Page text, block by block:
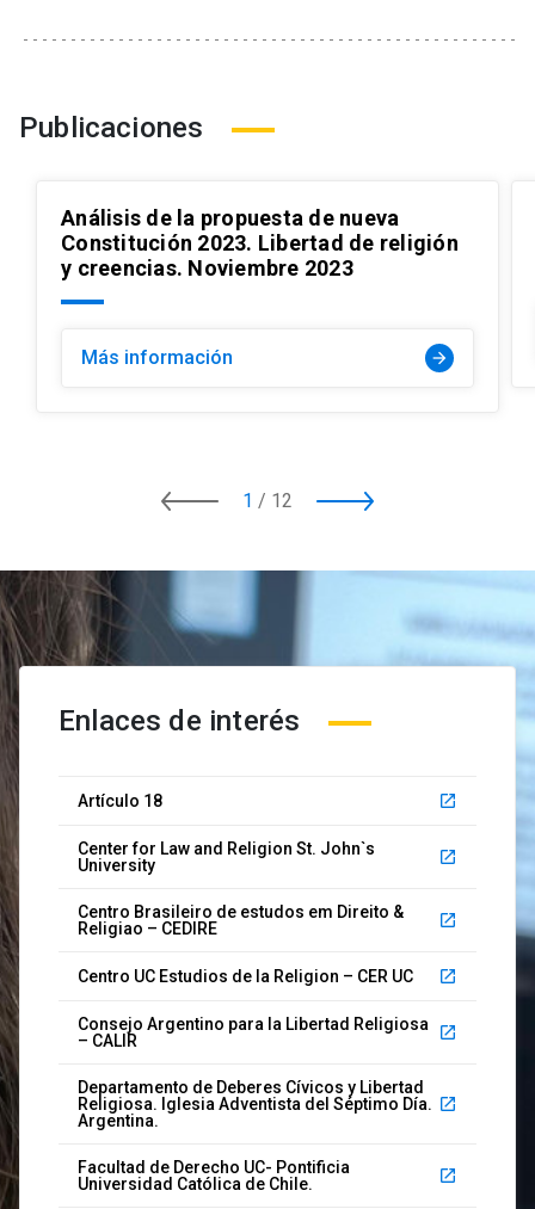
Publicaciones
Análisis de la propuesta de nueva
Constitución 2023. Libertad de religión
y creencias. Noviembre 2023
Más información arrow_forward
1 / 12
Enlaces de interés
Artículo 18 launch
Center for Law and Religion St. John`s
University
launch
Centro Brasileiro de estudos em Direito &
Religiao – CEDIRE
launch
Centro UC Estudios de la Religion – CER UC launch
Consejo Argentino para la Libertad Religiosa
– CALIR
launch
Departamento de Deberes Cívicos y Libertad
Religiosa. Iglesia Adventista del Séptimo Día.
Argentina.
launch
Facultad de Derecho UC- Pontificia
Universidad Católica de Chile.
launch